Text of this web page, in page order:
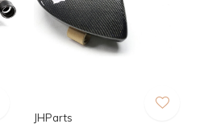
JHParts